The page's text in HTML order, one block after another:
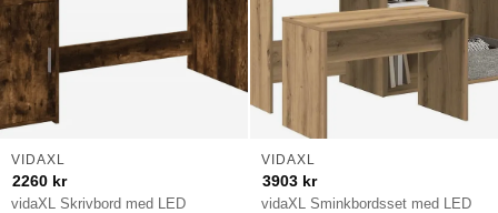
vidaXL Skrivbord med LED
VIDAXL
2260 kr
vidaXL Sminkbordsset med LED
VIDAXL
3903 kr